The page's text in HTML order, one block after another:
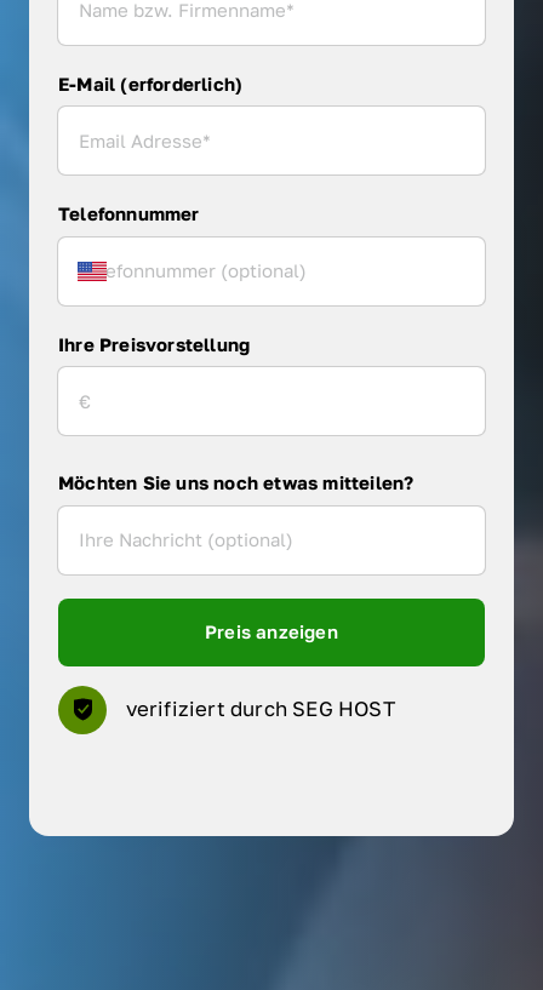
E-Mail (erforderlich)
Telefonnummer
Ihre Preisvorstellung
Möchten Sie uns noch etwas mitteilen?
Preis anzeigen
verifiziert durch SEG HOST